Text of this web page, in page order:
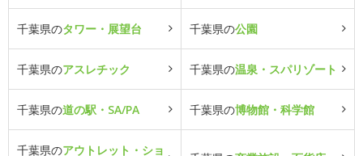
千葉県のタワー・展望台 千葉県の公園
千葉県のアスレチック 千葉県の温泉・スパリゾート
千葉県の道の駅・SA/PA 千葉県の博物館・科学館
千葉県のアウトレット・ショ